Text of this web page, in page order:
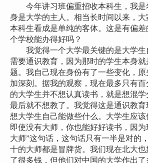
今年讲习班偏重招收本科生，我是
身是大学的主人。相当长时间以来，
本科生看成是单纯的客体。这是有偏
个学校能办得好吗？
我觉得一个大学最关键的是大学生
需要通识教育，因为那时的学生本身
题。我自己现在身份有了一些变化，
加深刻。据我的观察，现在最多只有
的大学生并不想认真读书，就是想混
最后就不想教了。我觉得这是通识教
想大学生自己能做些什么。大学生应
即使没有大师，你也能好好读书，因
大师”这句话，这句话只有一半是对的
十的大师都是冒牌货。我们现在北大
了很多钱，但他们对中国的大学作出